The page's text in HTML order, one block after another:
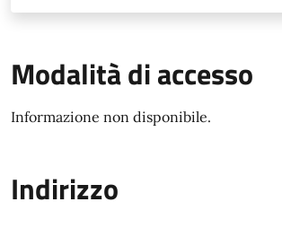
Modalità di accesso
Informazione non disponibile.
Indirizzo